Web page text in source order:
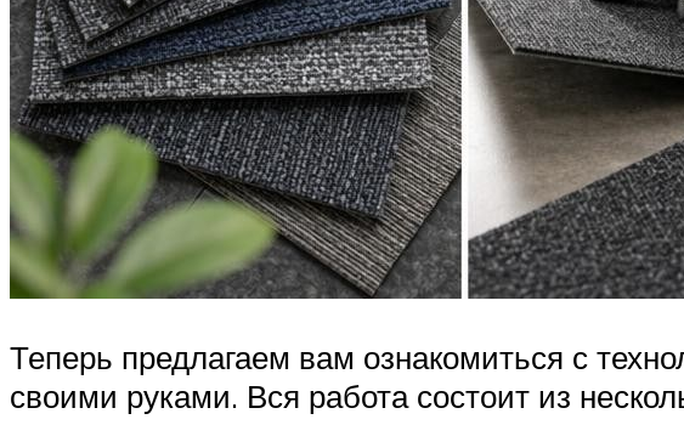
Теперь предлагаем вам ознакомиться с
своими руками. Вся работа состоит из